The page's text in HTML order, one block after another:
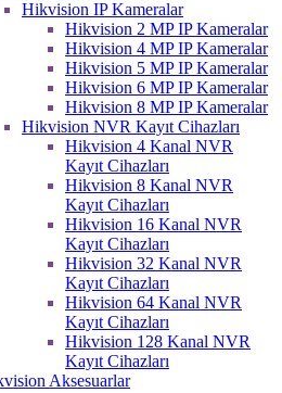
Hikvision IP Kameralar
Hikvision 2 MP IP Kameralar
Hikvision 4 MP IP Kameralar
Hikvision 5 MP IP Kameralar
Hikvision 6 MP IP Kameralar
Hikvision 8 MP IP Kameralar
Hikvision NVR Kayıt Cihazları
Hikvision 4 Kanal NVR
Kayıt Cihazları
Hikvision 8 Kanal NVR
Kayıt Cihazları
Hikvision 16 Kanal NVR
Kayıt Cihazları
Hikvision 32 Kanal NVR
Kayıt Cihazları
Hikvision 64 Kanal NVR
Kayıt Cihazları
Hikvision 128 Kanal NVR
Kayıt Cihazları
Aksesuarlar